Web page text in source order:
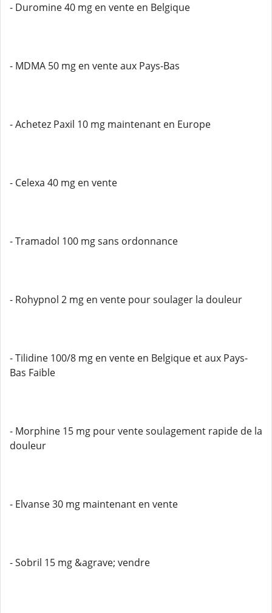
- Duromine 40 mg en vente en Belgique
- MDMA 50 mg en vente aux Pays-Bas
- Achetez Paxil 10 mg maintenant en Europe
- Celexa 40 mg en vente
- Tramadol 100 mg sans ordonnance
- Rohypnol 2 mg en vente pour soulager la douleur
- Tilidine 100/8 mg en vente en Belgique et aux Pays-
Bas Faible
- Morphine 15 mg pour vente soulagement rapide de la
douleur
- Elvanse 30 mg maintenant en vente
- Sobril 15 mg &agrave; vendre